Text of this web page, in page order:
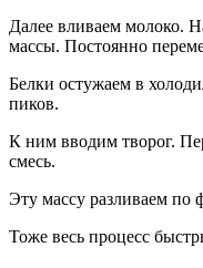
Далее вливаем молоко.
массы. Постоянно
Белки остужаем в
пиков.
К ним вводим творог.
смесь.
Эту массу разливаем по
Тоже весь процесс